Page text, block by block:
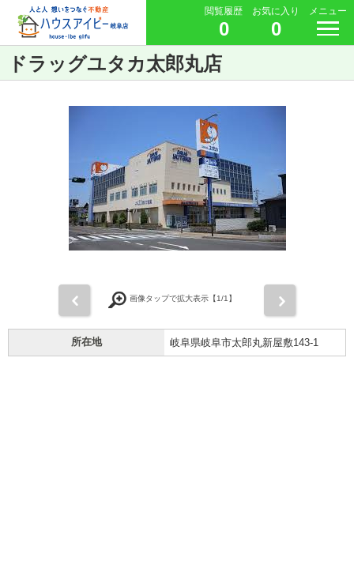
閲覧履歴
0
お気に入り
0
メニュー
ドラッグユタカ太郎丸店
画像タップで拡大表示【1/1】
所在地 岐阜県岐阜市太郎丸新屋敷143-1